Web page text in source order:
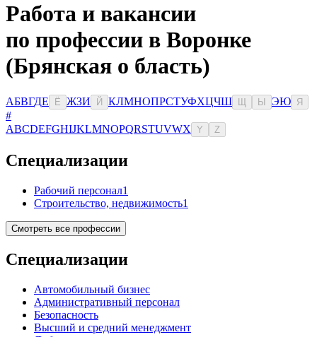
Работа и вакансии
по профессии в Воронке
(Брянская о бласть)
АБВГДЕ Ё ЖЗИ Й КЛМНОПРСТУФХЦЧШ Ы ЭЮ Я
#
ABCDEFGHIJKLMNOPQRSTUVWX Y Z
Специализации
Рабочий персонал1
Строительство, недвижимость1
Смотреть все профессии
Специализации
Автомобильный бизнес
Административный персонал
Безопасность
Высший и средний менеджмент